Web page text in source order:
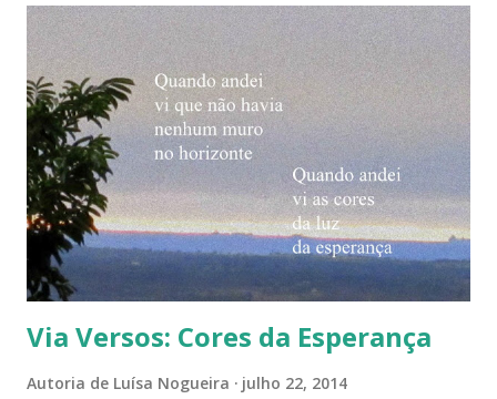
Nogueira #naturezaemfotosluisan ----------- Este blog
foi criado com vias direcionadas ao meio ambiente
(natureza, sustentabilidade, vida) e desde sua criação
citamos e falamos sobre livros. Confira e navegue entre os
posts das principais vias: Via Verde Via Natureza Via Vida
Via Versos Via Livros Via Mensagens Via Viajando nos
Sabores Via Artesanato -------- Confira também a
página Livros de ...
Via Versos: Cores da Esperança
Autoria de Luísa Nogueira julho 22, 2014